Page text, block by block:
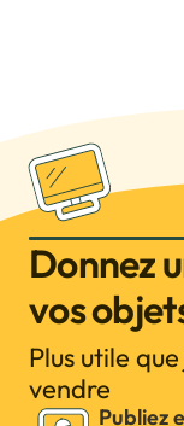
Donnez
vos
Plus utile
vendre
Publiez